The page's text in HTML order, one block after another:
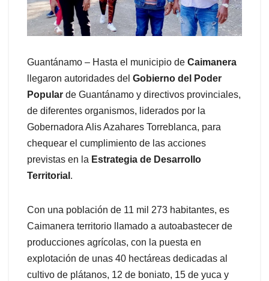
Guantánamo – Hasta el municipio de Caimanera
llegaron autoridades del Gobierno del Poder
Popular de Guantánamo y directivos provinciales,
de diferentes organismos, liderados por la
Gobernadora Alis Azahares Torreblanca, para
chequear el cumplimiento de las acciones
previstas en la Estrategia de Desarrollo
Territorial .
Con una población de 11 mil 273 habitantes, es
Caimanera territorio llamado a autoabastecer de
producciones agrícolas, con la puesta en
explotación de unas 40 hectáreas dedicadas al
cultivo de plátanos, 12 de boniato, 15 de yuca y